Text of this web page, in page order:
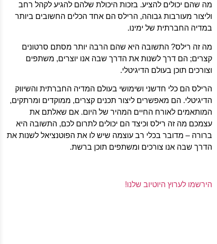
מה שהם יכולים להציע. בזכות היכולת שלהם להגיע לקהל רחב
וליצור מעורבות גבוהה, הרילס הם אחד הכלים החשובים ביותר
במדיה החברתית של ימינו.
מה זה רילס? התשובה היא שהם הרבה יותר מסתם סרטונים
קצרים; הם דרך לשנות את הדרך שבה אנו יוצרים, משתפים
וצורכים תוכן בעולם הדיגיטלי.
הרילס הם כלי חדשני ושימושי בעולם המדיה החברתית והשיווק
הדיגיטלי. הם מאפשרים ליצור תכנים קצרים, ממוקדים ומרתקים,
המותאמים לאורח החיים המהיר של היום. אם שאלתם את
עצמכם מה זה רילס וכיצד הם יכולים לתרום לכם, התשובה היא
ברורה – מדובר בכלי רב עוצמה שיש לו את הפוטנציאל לשנות את
הדרך שבה אנו צורכים ומשתפים תוכן ברשת.
הירשמו לערוץ היוטיוב שלנו!